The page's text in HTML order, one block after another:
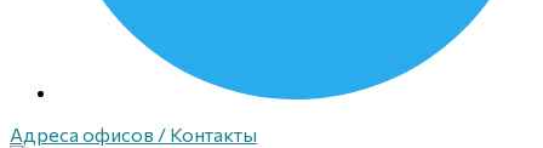
Адреса офисов / Контакты